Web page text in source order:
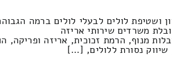
ושטיפת לולים לבעלי לולים ברמה
משרדים שירותי אריזה
מנוף, הרמת זכוכית, אריזה
נסורת ללולים, […]